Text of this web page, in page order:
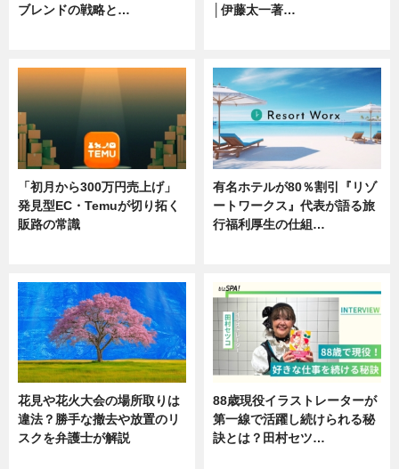
ブレンドの戦略と…
│伊藤太一著…
「初月から300万円売上げ」
発見型EC・Temuが切り拓く
販路の常識
有名ホテルが80％割引『リゾ
ートワークス』代表が語る旅
行福利厚生の仕組…
花見や花火大会の場所取りは
違法？勝手な撤去や放置のリ
スクを弁護士が解説
88歳現役イラストレーターが
第一線で活躍し続けられる秘
訣とは？田村セツ…